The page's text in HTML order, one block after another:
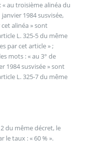
au troisième alinéa du
janvier 1984 susvisée,
alinéa » sont
L. 325-5 du même
par cet article » ;
mots : « au 3° de
1984 susvisée » sont
L. 325-7 du même
du même décret, le
le taux : « 60 % ».